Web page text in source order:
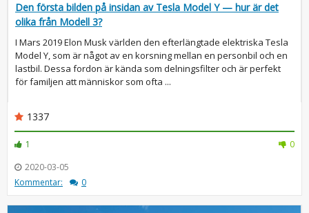
Den första bilden på insidan av Tesla Model Y — hur är det
olika från Modell 3?
I Mars 2019 Elon Musk världen den efterlängtade elektriska Tesla
Model Y, som är något av en korsning mellan en personbil och en
lastbil. Dessa fordon är kända som delningsfilter och är perfekt
för familjen att människor som ofta ...
1337
1
0
2020-03-05
Kommentar:
0